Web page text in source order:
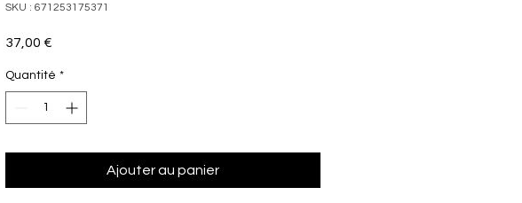
SKU : 671253175371
37,00 €
Quantité *
Ajouter au panier